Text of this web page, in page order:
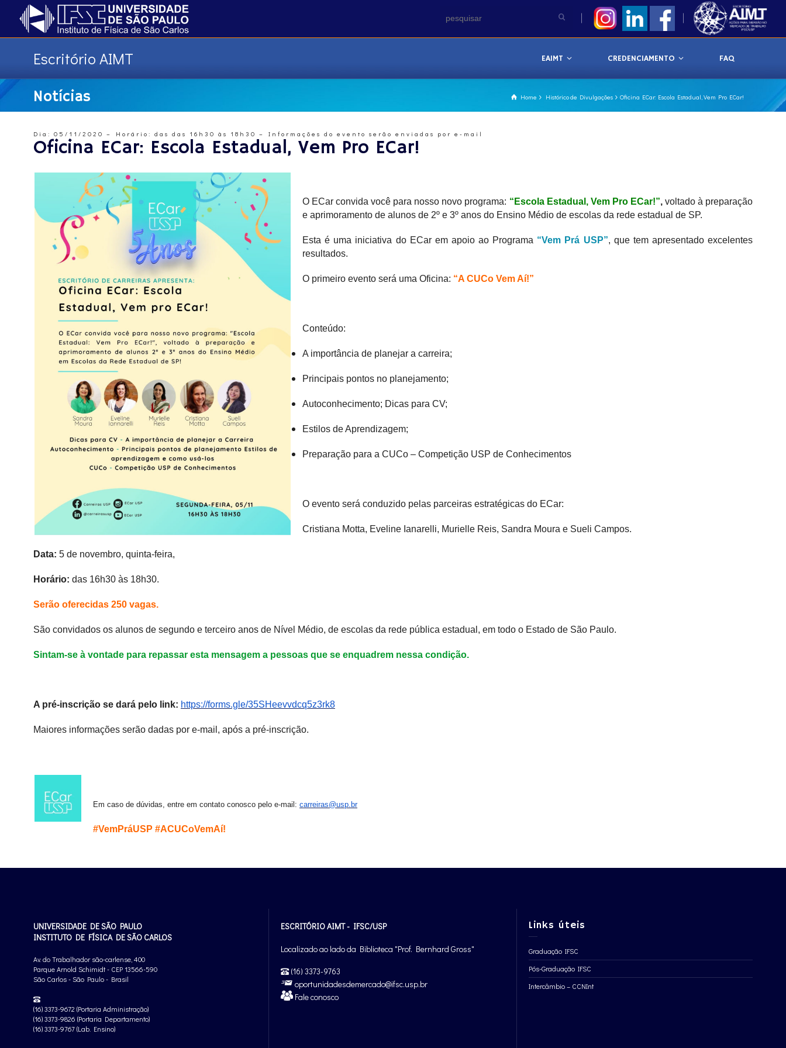
Escritório AIMT EAIMT CREDENCIAMENTO FAQ
Home Histórico de Divulgações Oficina ECar: Escola Estadual, Vem Pro ECar!
Notícias
Dia: 05/11/2020 – Horário: das das 16h30 às 18h30 – Informações do evento serão enviadas por e-mail
Oficina ECar: Escola Estadual, Vem Pro ECar!
O ECar convida você para nosso novo programa: “Escola Estadual, Vem Pro ECar!”,voltado à preparação
e aprimoramento de alunos de 2º e 3º anos do Ensino Médio de escolas da rede estadual de SP.
Esta é uma iniciativa do ECar em apoio ao Programa “Vem Prá USP”, que tem apresentado excelentes
resultados.
O primeiro evento será uma Oficina: “A CUCo Vem Aí!”
Conteúdo:
A importância de planejar a carreira;
Principais pontos no planejamento;
Autoconhecimento; Dicas para CV;
Estilos de Aprendizagem;
Preparação para a CUCo – Competição USP de Conhecimentos
O evento será conduzido pelas parceiras estratégicas do ECar:
Cristiana Motta, Eveline Ianarelli, Murielle Reis, Sandra Moura e Sueli Campos.
Data: 5 de novembro, quinta-feira,
Horário: das 16h30 às 18h30.
Serão oferecidas 250 vagas.
São convidados os alunos de segundo e terceiro anos de Nível Médio, de escolas da rede pública estadual, em todo o Estado de São Paulo.
Sintam-se à vontade para repassar esta mensagem a pessoas que se enquadrem nessa condição.
A pré-inscrição se dará pelo link: https://forms.gle/35SHeevvdcq5z3rk8
Maiores informações serão dadas por e-mail, após a pré-inscrição.
Em caso de dúvidas, entre em contato conosco pelo e-mail: carreiras@usp.br
#VemPráUSP #ACUCoVemAí!
UNIVERSIDADE DE SÃO PAULO
INSTITUTO DE FÍSICA DE SÃO CARLOS
Av. do Trabalhador são-carlense, 400
Parque Arnold Schimidt - CEP 13566-590
São Carlos - São Paulo - Brasil
(16) 3373-9672 (Portaria Administração)
(16) 3373-9826 (Portaria Departamento)
(16) 3373-9767 (Lab. Ensino)
ESCRITÓRIO AIMT - IFSC/USP
Localizado ao lado da Biblioteca "Prof. Bernhard Gross"
(16) 3373-9763
oportunidadesdemercado@ifsc.usp.br
Fale conosco
Links úteis
Graduação IFSC
Pós-Graduação IFSC
Intercâmbio – CCNInt